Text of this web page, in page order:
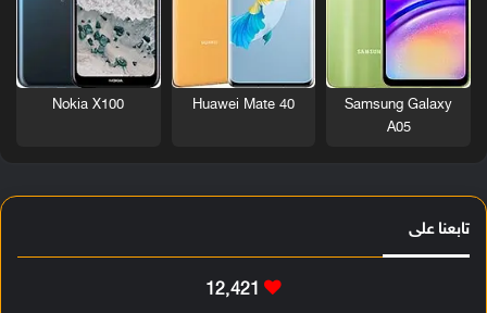
Samsung Galaxy
A05
Huawei Mate 40
Nokia X100
تابعنا على
12٬421